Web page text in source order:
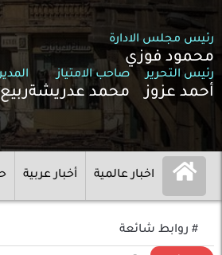
رئيس مجلس الادارة
محمود فوزي
رئيس التحرير
أحمد عزوز
صاحب الامتياز
محمد عدريشة
اخبار عالمية أخبار عربية
# روابط شائعة